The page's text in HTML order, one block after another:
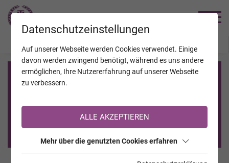
Registrierung auf TrauerHilfe.it
Sie sind noch nicht auf TrauerHilfe.it registriert?
>> zur kostenlosen Registrierung <<
Datenschutzeinstellungen
Auf unserer Webseite werden Cookies verwendet. Einige
davon werden zwingend benötigt, während es uns andere
ermöglichen, Ihre Nutzererfahrung auf unserer Webseite
zu verbessern.
ALLE AKZEPTIEREN
Mehr über die genutzten Cookies erfahren
JAHRESTAGE KALENDER VERSTORBENE